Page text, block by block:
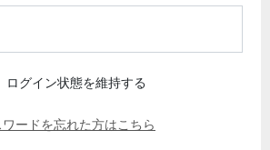
ログイン状態を維持する
ードを忘れた方はこちら